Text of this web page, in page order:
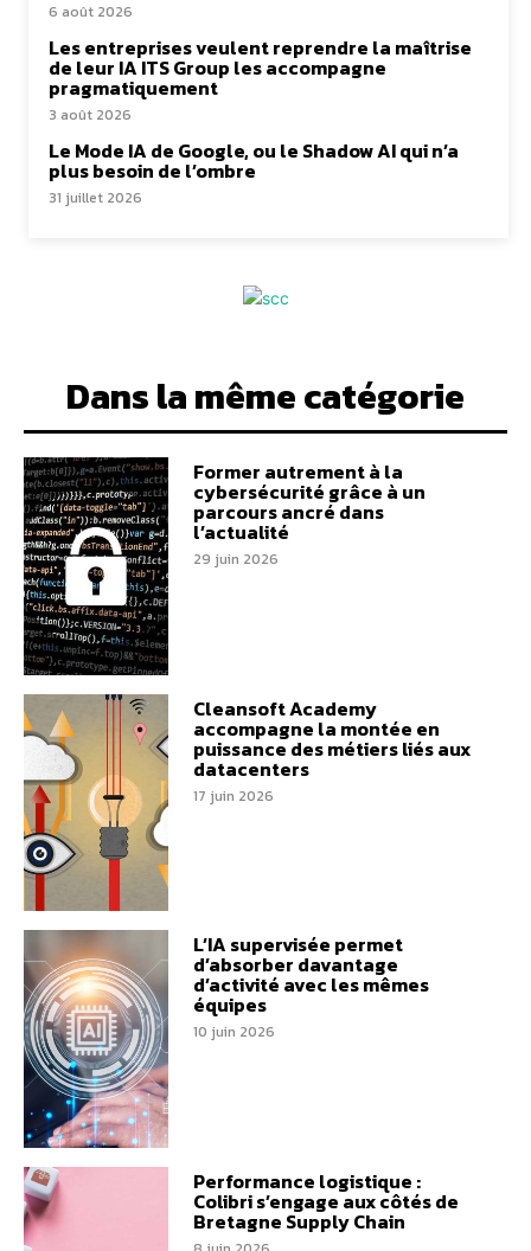
6 août 2026
Les entreprises veulent reprendre la maîtrise
de leur IA ITS Group les accompagne
pragmatiquement
3 août 2026
Le Mode IA de Google, ou le Shadow AI qui n’a
plus besoin de l’ombre
31 juillet 2026
Dans la même catégorie
Former autrement à la
cybersécurité grâce à un
parcours ancré dans
l’actualité
29 juin 2026
Cleansoft Academy
accompagne la montée en
puissance des métiers liés aux
datacenters
17 juin 2026
L’IA supervisée permet
d’absorber davantage
d’activité avec les mêmes
équipes
10 juin 2026
Performance logistique :
Colibri s’engage aux côtés de
Bretagne Supply Chain